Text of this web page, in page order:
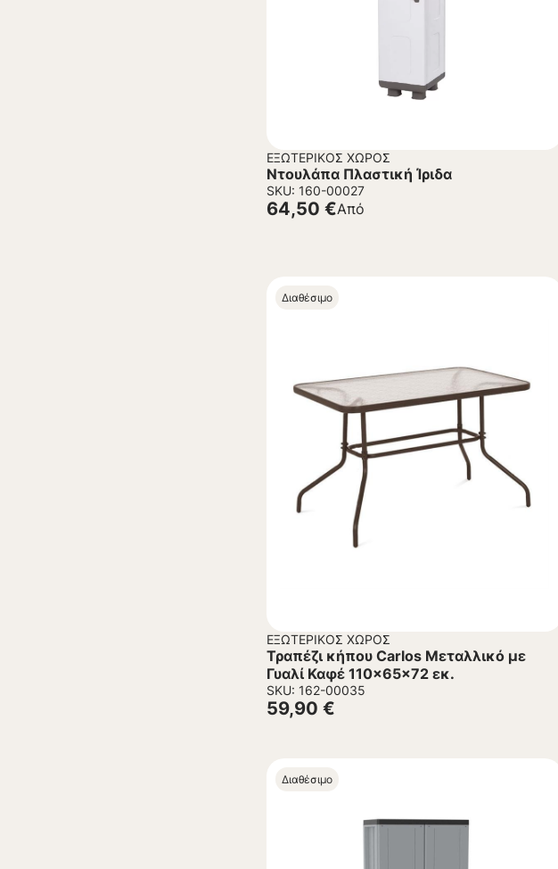
ΕΞΩΤΕΡΙΚΌΣ ΧΏΡΟΣ
Ντουλάπα Πλαστική Ίριδα
SKU: 160-00027
Από
64,50 €
Διαθέσιμο
ΕΞΩΤΕΡΙΚΌΣ ΧΏΡΟΣ
Τραπέζι κήπου Carlos Μεταλλικό με
Γυαλί Καφέ 110x65x72 εκ.
SKU: 162-00035
59,90 €
Διαθέσιμο